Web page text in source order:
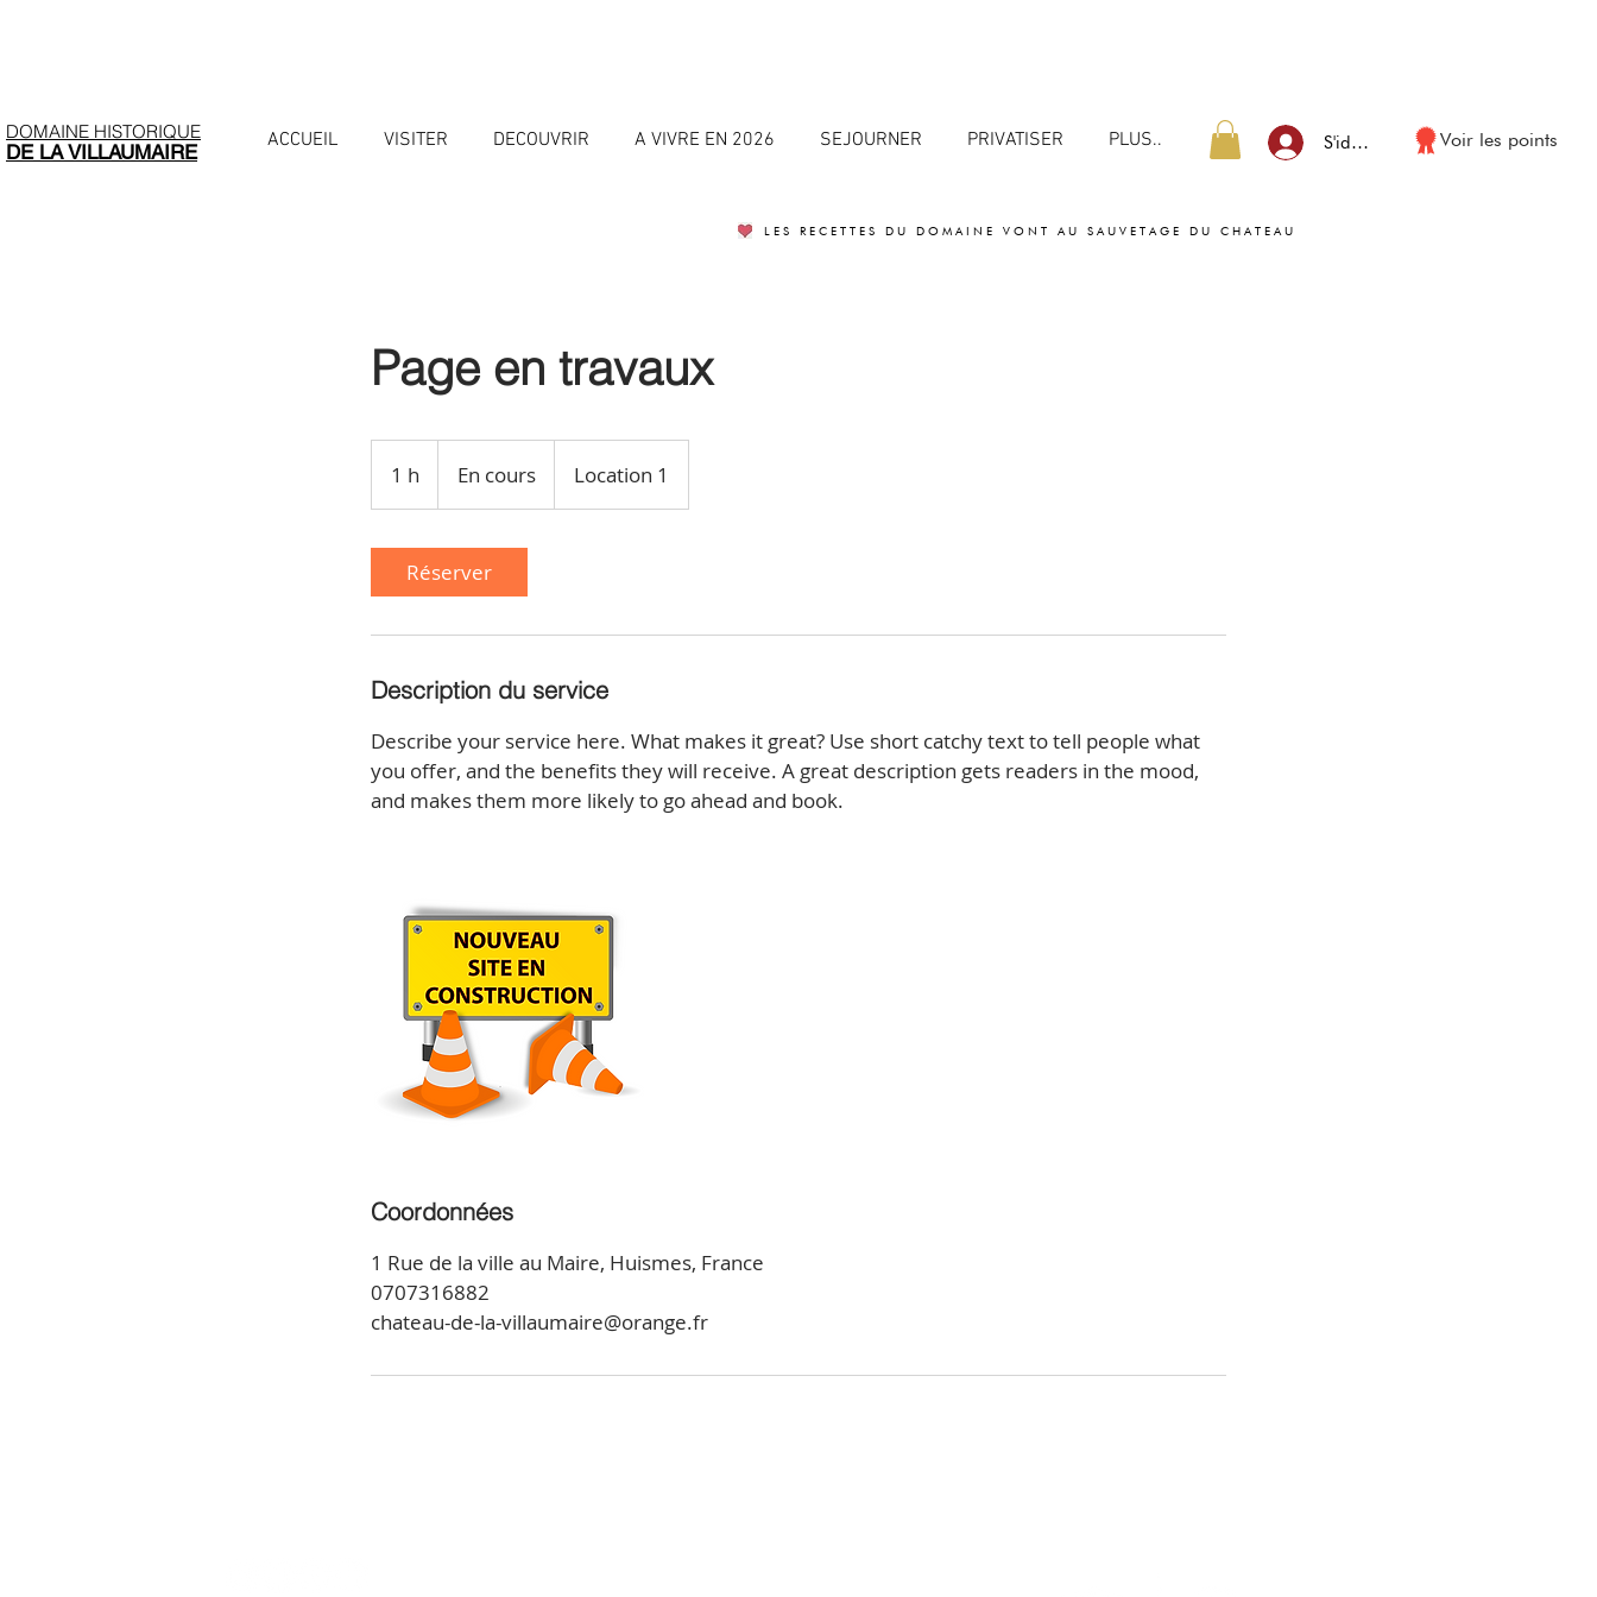
DOMAINE HISTORIQUE
DE LA VILLAUMAIRE ACCUEIL VISITER DECOUVRIR A VIVRE EN 2026 SEJOURNER PRIVATISER PLUS.. S'identifier Voir les points
LES RECETTES DU DOMAINE VONT AU SAUVETAGE DU CHATEAU
Page en travaux
1 h En cours Location 1
Réserver
Description du service
Describe your service here. What makes it great? Use short catchy text to tell people what
you offer, and the benefits they will receive. A great description gets readers in the mood,
and makes them more likely to go ahead and book.
Coordonnées
1 Rue de la ville au Maire, Huismes, France
0707316882
chateau-de-la-villaumaire@orange.fr